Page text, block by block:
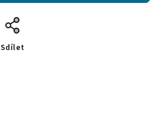
Sdílet